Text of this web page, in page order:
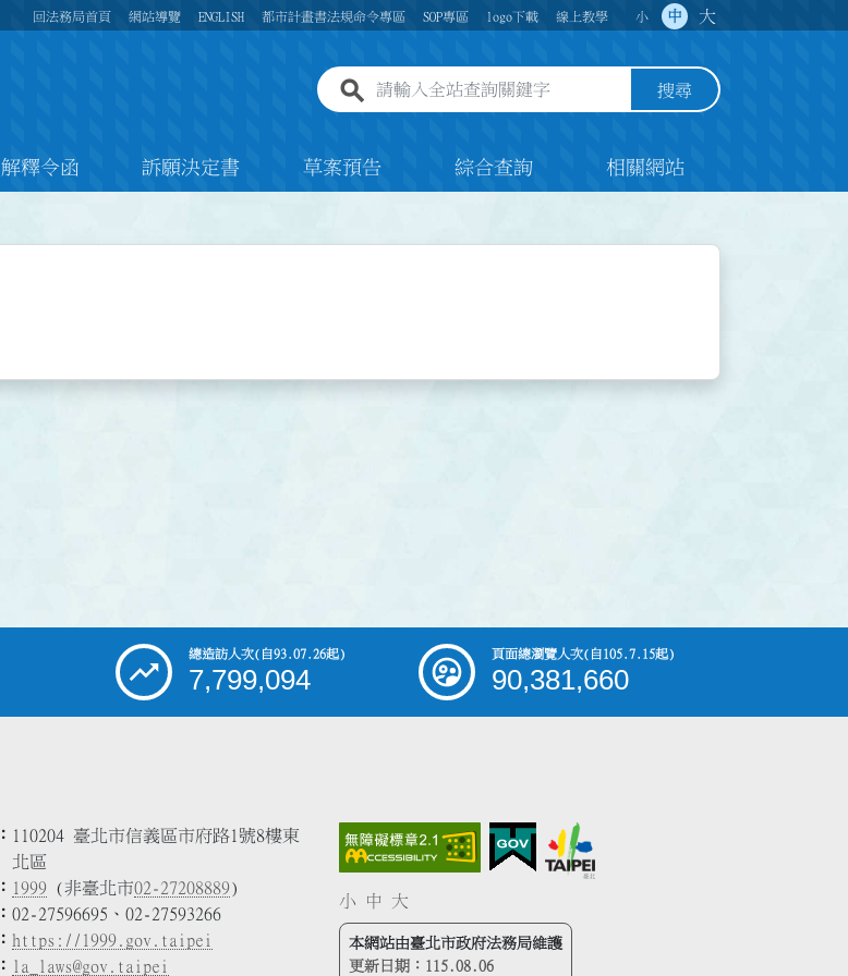
回法務局首頁 網站導覽 ENGLISH 都市計畫書法規命令專區 SOP專區 logo下載 線上教學 小 中 大
全站查詢關鍵字欄位 搜尋
解釋令函 訴願決定書 草案預告 綜合查詢 相關網站
總造訪人次(自93.07.26起)
7,799,094
頁面總瀏覽人次(自105.7.15起)
90,381,660
110204 臺北市信義區市府路1號8樓東
北區
1999 (非臺北市02-27208889)
02-27596695、02-27593266
https://1999.gov.taipei
la_laws@gov.taipei
小 中 大
本網站由臺北市政府法務局維護
更新日期： 115.08.06